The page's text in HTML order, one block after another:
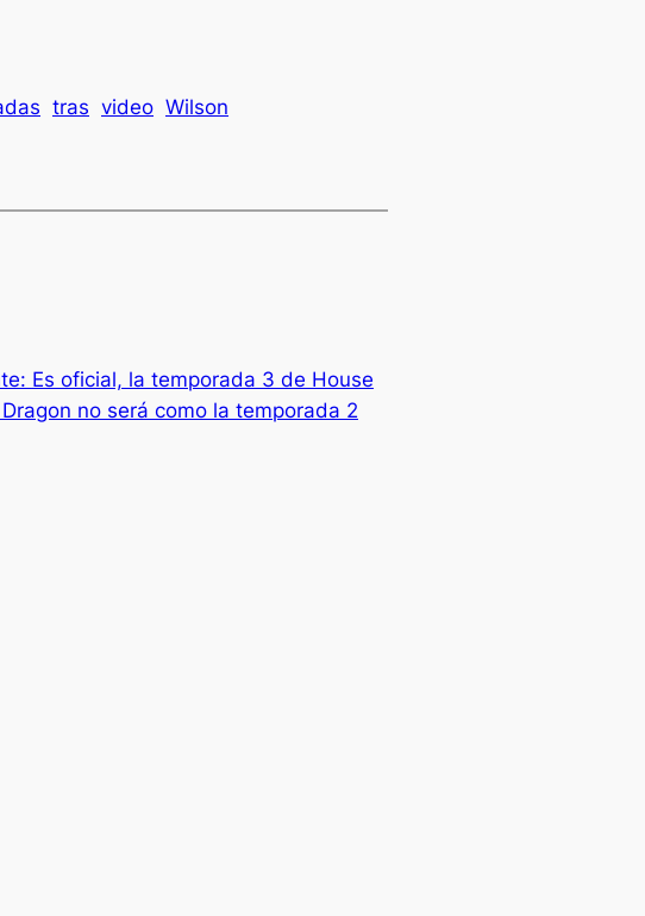
tras video Wilson
Es oficial, la temporada 3 de House
no será como la temporada 2